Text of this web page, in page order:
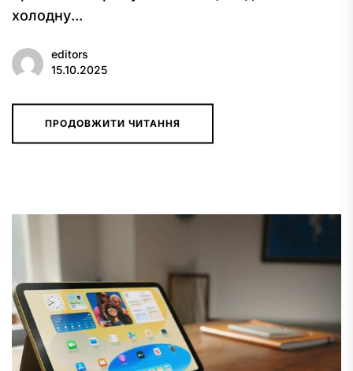
холодну...
editors
15.10.2025
ПРОДОВЖИТИ ЧИТАННЯ